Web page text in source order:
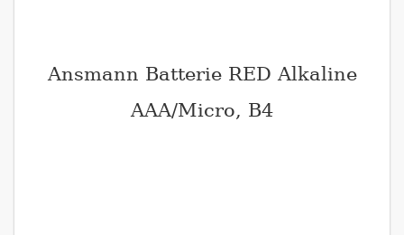
Ansmann Batterie RED Alkaline
AAA/Micro, B4